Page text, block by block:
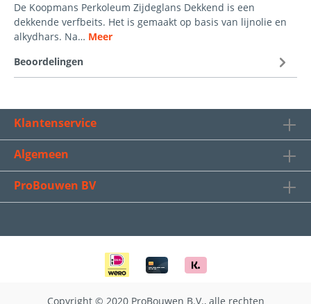
De Koopmans Perkoleum Zijdeglans Dekkend is een
dekkende verfbeits. Het is gemaakt op basis van lijnolie en
alkydhars. Na… Meer
Beoordelingen
Klantenservice
Algemeen
ProBouwen BV
Copyright © 2020 ProBouwen B.V., alle rechten